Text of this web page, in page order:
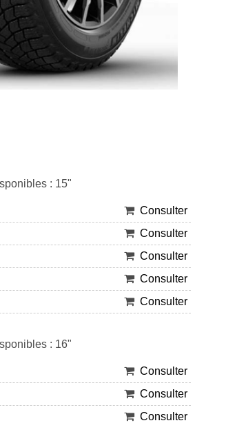
: 15"
Consulter
Consulter
Consulter
Consulter
Consulter
: 16"
Consulter
Consulter
Consulter